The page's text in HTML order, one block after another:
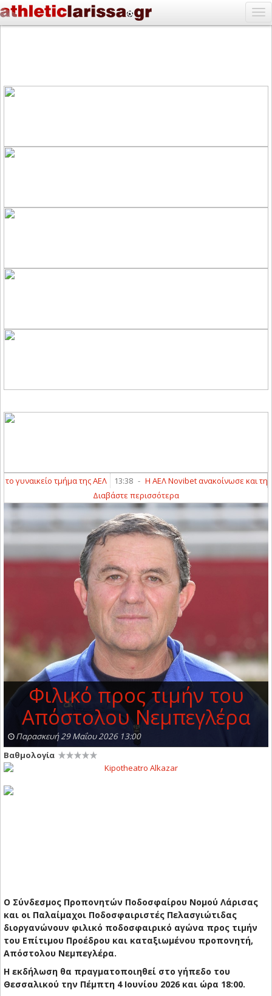
τμήμα της ΑΕΛ 13:38 - Η ΑΕΛ Novibet ανακοίνωσε και την
Διαβάστε περισσότερα
Φιλικό προς τιμήν του
Απόστολου Νεμπεγλέρα
Παρασκευή 29 Μαΐου 2026 13:00
Βαθμολογία
Ο Σύνδεσμος Προπονητών Ποδοσφαίρου Νομού Λάρισας
και οι Παλαίμαχοι Ποδοσφαιριστές Πελασγιώτιδας
διοργανώνουν φιλικό ποδοσφαιρικό αγώνα προς τιμήν
του Επίτιμου Προέδρου και καταξιωμένου προπονητή,
Απόστολου Νεμπεγλέρα.
Η εκδήλωση θα πραγματοποιηθεί στο γήπεδο του
Θεσσαλικού την Πέμπτη 4 Ιουνίου 2026 και ώρα 18:00.